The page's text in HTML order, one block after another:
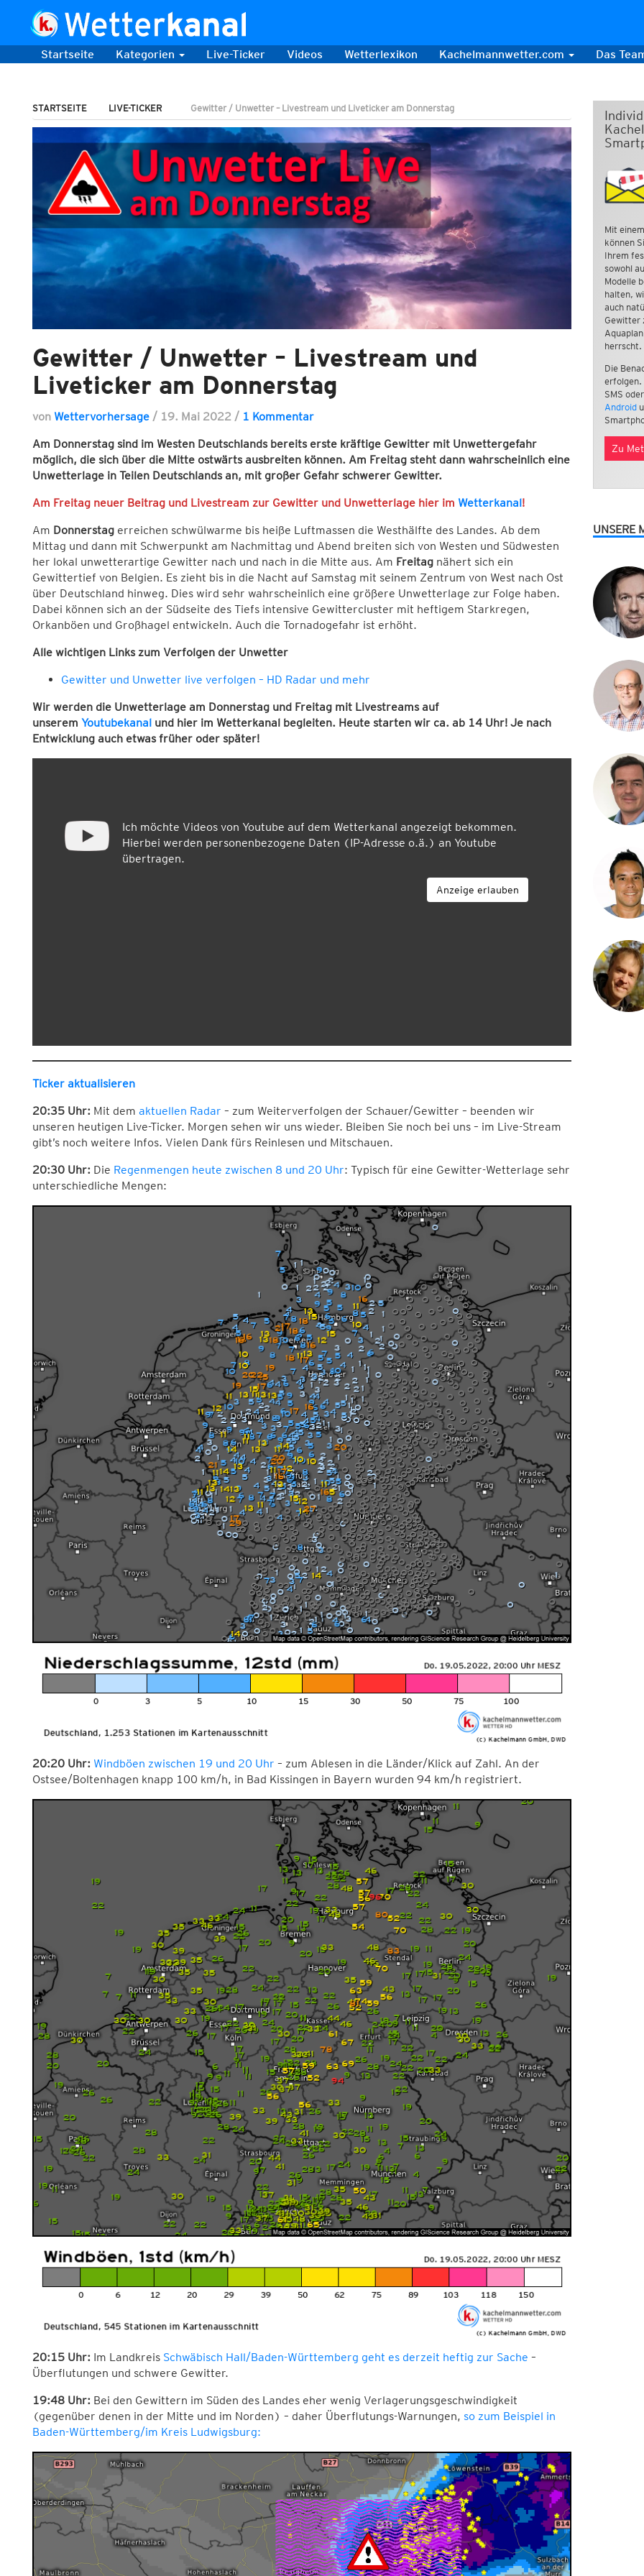
Startseite Kategorien Live-Ticker Videos Wetterlexikon Kachelmannwetter.com Das
STARTSEITE LIVE-TICKER Gewitter / Unwetter – Livestream und Liveticker am Donnerstag
Gewitter / Unwetter – Livestream und
Liveticker am Donnerstag
von Wettervorhersage / 19. Mai 2022 / 1 Kommentar
Am Donnerstag sind im Westen Deutschlands bereits erste kräftige Gewitter mit Unwettergefahr
möglich, die sich über die Mitte ostwärts ausbreiten können. Am Freitag steht dann wahrscheinlich eine
Unwetterlage in Teilen Deutschlands an, mit großer Gefahr schwerer Gewitter.
Am Freitag neuer Beitrag und Livestream zur Gewitter und Unwetterlage hier im Wetterkanal!
Am Donnerstag erreichen schwülwarme bis heiße Luftmassen die Westhälfte des Landes. Ab dem
Mittag und dann mit Schwerpunkt am Nachmittag und Abend breiten sich von Westen und Südwesten
her lokal unwetterartige Gewitter nach und nach in die Mitte aus. Am Freitag nähert sich ein
Gewittertief von Belgien. Es zieht bis in die Nacht auf Samstag mit seinem Zentrum von West nach Ost
über Deutschland hinweg. Dies wird sehr wahrscheinlich eine größere Unwetterlage zur Folge haben.
Dabei können sich an der Südseite des Tiefs intensive Gewittercluster mit heftigem Starkregen,
Orkanböen und Großhagel entwickeln. Auch die Tornadogefahr ist erhöht.
Alle wichtigen Links zum Verfolgen der Unwetter
Gewitter und Unwetter live verfolgen – HD Radar und mehr
Wir werden die Unwetterlage am Donnerstag und Freitag mit Livestreamsauf
unserem Youtubekanal und hier im Wetterkanal begleiten. Heute starten wir ca. ab 14 Uhr! Je nach
Entwicklung auch etwas früher oder später!
Ich möchte Videos von Youtube auf dem Wetterkanal angezeigt bekommen.
Hierbei werden personenbezogene Daten (IP-Adresse o.ä.) an Youtube
übertragen.
Anzeige erlauben
Ticker aktualisieren
20:35 Uhr: Mit dem aktuellen Radar – zum Weiterverfolgen der Schauer/Gewitter – beenden wir
unseren heutigen Live-Ticker. Morgen sehen wir uns wieder. Bleiben Sie noch bei uns – im Live-Stream
gibt’s noch weitere Infos. Vielen Dank fürs Reinlesen und Mitschauen.
20:30 Uhr:Die Regenmengen heute zwischen 8 und 20 Uhr: Typisch für eine Gewitter-Wetterlage sehr
unterschiedliche Mengen:
20:20 Uhr: Windböen zwischen 19 und 20 Uhr – zum Ablesen in die Länder/Klick auf Zahl. An der
Ostsee/Boltenhagen knapp 100 km/h, in Bad Kissingen in Bayern wurden 94 km/h registriert.
20:15 Uhr:Im Landkreis Schwäbisch Hall/Baden-Württemberg geht es derzeit heftig zur Sache –
Überflutungen und schwere Gewitter.
19:48 Uhr:Bei den Gewittern im Süden des Landes eher wenig Verlagerungsgeschwindigkeit
(gegenüber denen in der Mitte und im Norden) – daher Überflutungs-Warnungen, so zum Beispiel in
Baden-Württemberg/im Kreis Ludwigsburg:
Mit
können
Ihrem
sowohl
Modelle
halten,
auch
Gewitter
herrscht.
Die
erfolgen.
SMS
Android
Zu
UNSERE